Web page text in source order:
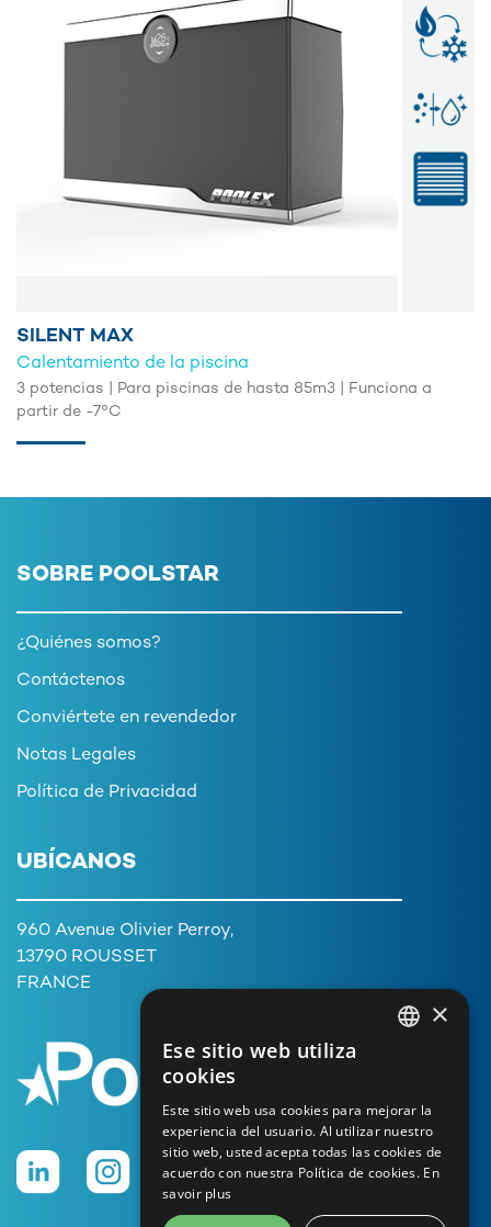
SILENT MAX
Calentamiento de la piscina
3 potencias | Para piscinas de hasta 85m3 | Funciona a
partir de -7°C
SOBRE POOLSTAR
¿Quiénes somos?
Contáctenos
Conviértete en revendedor
Notas Legales
Política de Privacidad
UBÍCANOS
960 Avenue Olivier Perroy,
13790 ROUSSET
FRANCE
GERMAN
ITALIAN
×
Ese sitio web utiliza
cookies
Este sitio web usa cookies para mejorar la
experiencia del usuario. Al utilizar nuestro
sitio web, usted acepta todas las cookies de
acuerdo con nuestra Política de cookies. En
savoir plus